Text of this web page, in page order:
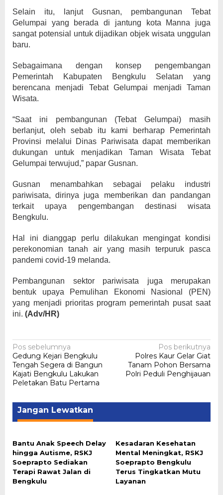
Selain itu, lanjut Gusnan, pembangunan Tebat
Gelumpai yang berada di jantung kota Manna juga
sangat potensial untuk dijadikan objek wisata unggulan
baru.
Sebagaimana dengan konsep pengembangan
Pemerintah Kabupaten Bengkulu Selatan yang
berencana menjadi Tebat Gelumpai menjadi Taman
Wisata.
“Saat ini pembangunan (Tebat Gelumpai) masih
berlanjut, oleh sebab itu kami berharap Pemerintah
Provinsi melalui Dinas Pariwisata dapat memberikan
dukungan untuk menjadikan Taman Wisata Tebat
Gelumpai terwujud,” papar Gusnan.
Gusnan menambahkan sebagai pelaku industri
pariwisata, dirinya juga memberikan dan pandangan
terkait upaya pengembangan destinasi wisata
Bengkulu.
Hal ini dianggap perlu dilakukan mengingat kondisi
perekonomian tanah air yang masih terpuruk pasca
pandemi covid-19 melanda.
Pembangunan sektor pariwisata juga merupakan
bentuk upaya Pemulihan Ekonomi Nasional (PEN)
yang menjadi prioritas program pemerintah pusat saat
ini. (Adv/HR)
Navigasi
pos
Pos sebelumnya
Gedung Kejari Bengkulu
Tengah Segera di Bangun
Kajati Bengkulu Lakukan
Peletakan Batu Pertama
Pos berikutnya
Polres Kaur Gelar Giat
Tanam Pohon Bersama
Polri Peduli Penghijauan
Jangan Lewatkan
Bantu Anak Speech Delay
hingga Autisme, RSKJ
Soeprapto Sediakan
Terapi Rawat Jalan di
Bengkulu
Kesadaran Kesehatan
Mental Meningkat, RSKJ
Soeprapto Bengkulu
Terus Tingkatkan Mutu
Layanan